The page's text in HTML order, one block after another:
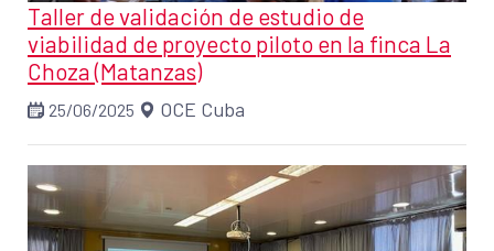
Taller de validación de estudio de
viabilidad de proyecto piloto en la finca La
Choza (Matanzas)
25/06/2025 OCE Cuba